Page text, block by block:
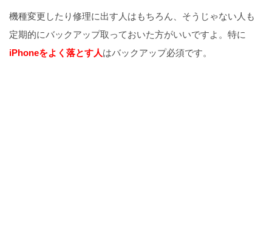
機種変更したり修理に出す人はもちろん、そうじゃない人も
定期的にバックアップ取っておいた方がいいですよ。特に
iPhoneをよく落とす人はバックアップ必須です。